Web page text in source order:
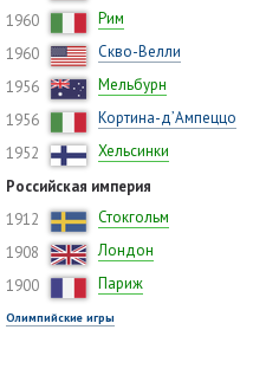
1960
Рим
1960
Скво-Велли
1956
Мельбурн
1956
Кортина-д’Ампеццо
1952
Хельсинки
Российская империя
1912
Стокгольм
1908
Лондон
1900
Париж
Олимпийские игры